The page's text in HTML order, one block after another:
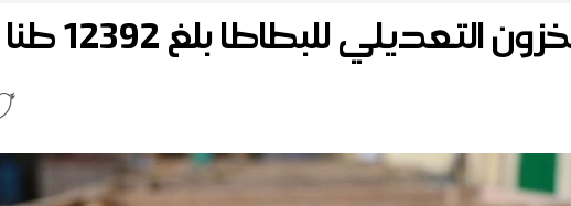
التعديلي للبطاطا بلغ 12392 طنا